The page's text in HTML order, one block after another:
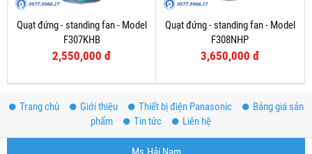
Quạt đứng - standing fan - Model
F307KHB
2,550,000 đ
Quạt đứng - standing fan - Model
F308NHP
3,650,000 đ
Trang chủ Giới thiệu Thiết bị điện Panasonic
Bảng giá sản
phẩm
Tin tức Liên hệ